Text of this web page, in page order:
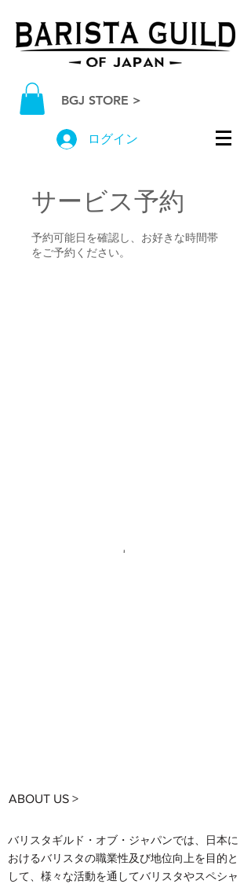
BGJ STORE >
ログイン
サービス予約
予約可能日を確認し、お好きな時間帯
をご予約ください。
ABOUT US >
バリスタギルド・オブ・ジャパンでは、日本に
おけるバリスタの職業性及び地位向上を目的と
して、様々な活動を通してバリスタやスペシャ